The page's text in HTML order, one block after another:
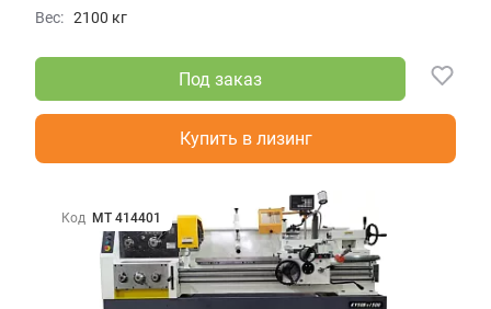
Вес: 2100 кг
Под заказ
Купить в лизинг
Код МТ 414401